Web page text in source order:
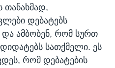
თანახმად,
დებატებს
ამბობენ, რომ სურთ
სათქმელი. ეს
რომ დებატების